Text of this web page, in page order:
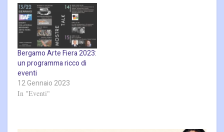
Bergamo Arte Fiera 2023:
un programma ricco di
eventi
12 Gennaio 2023
In "Eventi"